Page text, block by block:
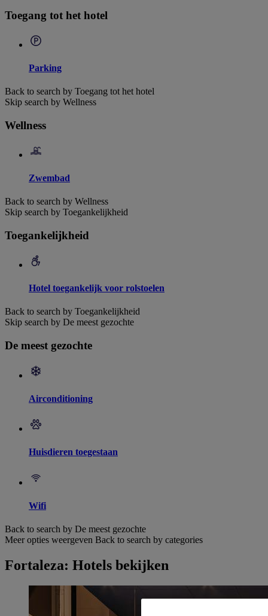
Toegang tot het hotel
Parking
Back to search by Toegang tot het hotel
Skip search by Wellness
Wellness
Zwembad
Back to search by Wellness
Skip search by Toegankelijkheid
Toegankelijkheid
Hotel toegankelijk voor rolstoelen
Back to search by Toegankelijkheid
Skip search by De meest gezochte
De meest gezochte
Airconditioning
Huisdieren toegestaan
Wifi
Back to search by De meest gezochte
Meer opties weergeven Back to search by categories
Fortaleza: Hotels bekijken